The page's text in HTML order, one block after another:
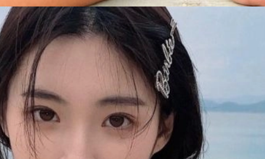
Đang mở https://issiloo.edu.vn/vitamin-gai-xinh